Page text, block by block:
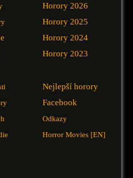
Horory 2026
Horory 2025
Horory 2024
Horory 2023
Nejlepší horory
Facebook
Odkazy
Horror Movies [EN]